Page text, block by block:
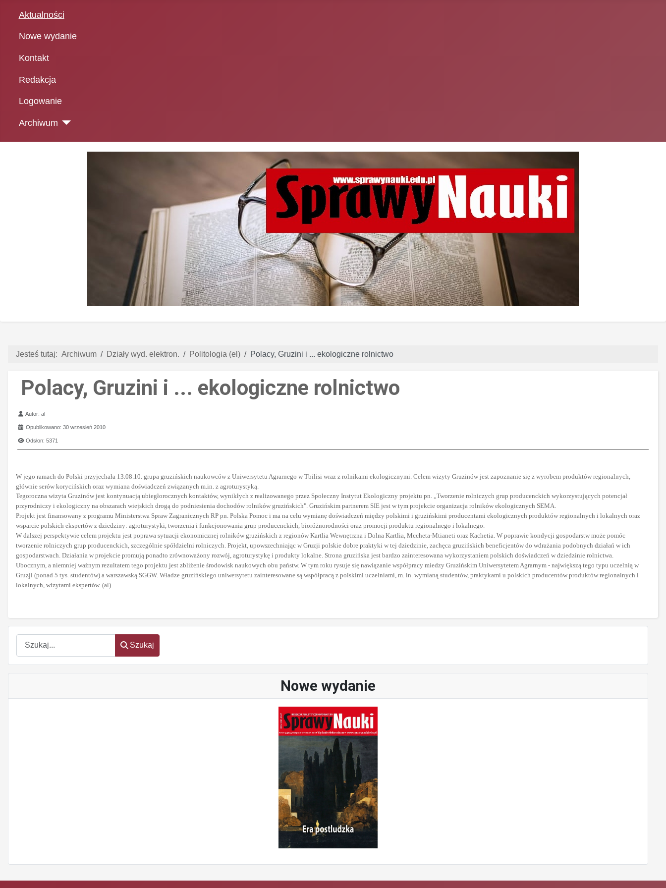
Aktualności
Nowe wydanie
Kontakt
Redakcja
Logowanie
Archiwum
Szukaj
Szukaj
Nowe wydanie
Jesteś tutaj: Archiwum Działy wyd. elektron. Politologia (el) Polacy, Gruzini i ... ekologiczne rolnictwo
Polacy, Gruzini i ... ekologiczne rolnictwo
Szczegóły
Autor:al
Opublikowano: 30 wrzesień 2010
Odsłon: 5371
W jego ramach do Polski przyjechała 13.08.10. grupa gruzińskich naukowców z Uniwersytetu Agrarnego w Tbilisi wraz z rolnikami ekologicznymi. Celem wizyty Gruzinów jest zapoznanie się z wyrobem produktów regionalnych,
głównie serów korycińskich oraz wymiana doświadczeń związanych m.in. z agroturystyką.
Tegoroczna wizyta Gruzinów jest kontynuacją ubiegłorocznych kontaktów, wynikłych z realizowanego przez Społeczny Instytut Ekologiczny projektu pn.
„Tworzenie rolniczych grup producenckich wykorzystujących potencjał
przyrodniczy i ekologiczny na obszarach wiejskich drogą do podniesienia dochodów rolników gruzińskich". Gruzińskim partnerem SIE jest w tym projekcie organizacja rolników ekologicznych SEMA.
Projekt jest finansowany z programu Ministerstwa Spraw Zagranicznych RP pn. Polska Pomoc i ma na celu wymianę doświadczeń między polskimi i gruzińskimi producentami ekologicznych produktów regionalnych i lokalnych oraz
wsparcie polskich ekspertów z dziedziny: agroturystyki, tworzenia i funkcjonowania grup producenckich, bioróżnorodności oraz promocji produktu regionalnego i lokalnego.
W dalszej perspektywie celem projektu jest poprawa sytuacji ekonomicznej rolników gruzińskich z regionów Kartlia Wewnętrzna i Dolna Kartlia, Mccheta-Mtianeti oraz Kachetia. W poprawie kondycji gospodarstw może pomóc
tworzenie rolniczych grup producenckich, szczególnie spółdzielni rolniczych. Projekt, upowszechniając w Gruzji polskie dobre praktyki w tej dziedzinie, zachęca gruzińskich beneficjentów do wdrażania podobnych działań w ich
gospodarstwach. Działania w projekcie promują ponadto zrównoważony rozwój, agroturystykę i produkty lokalne. Strona gruzińska jest bardzo zainteresowana wykorzystaniem polskich doświadczeń w dziedzinie rolnictwa.
Ubocznym, a niemniej ważnym rezultatem tego projektu jest zbliżenie środowisk naukowych obu państw. W tym roku rysuje się nawiązanie współpracy miedzy Gruzińskim Uniwersytetem Agrarnym - największą tego typu uczelnią w
Gruzji (ponad 5 tys. studentów) a warszawską SGGW. Władze gruzińskiego uniwersytetu zainteresowane są współpracą z polskimi uczelniami, m. in. wymianą studentów, praktykami u polskich producentów produktów regionalnych i
lokalnych, wizytami ekspertów. (al)